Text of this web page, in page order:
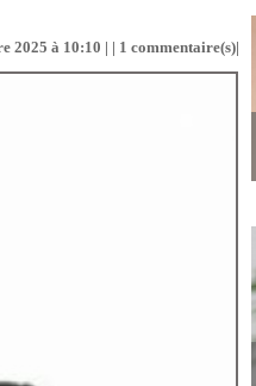
2025 à 10:10 | | 1 commentaire(s)|